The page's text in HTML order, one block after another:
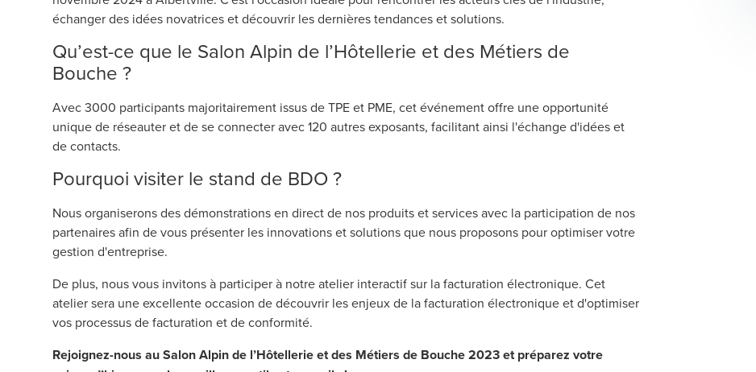
échanger des idées novatrices et découvrir les dernières tendances et solutions.
Qu’est-ce que le Salon Alpin de l’Hôtellerie et des Métiers de
Bouche ?
Avec 3000 participants majoritairement issus de TPE et PME, cet événement offre une opportunité
unique de réseauter et de se connecter avec 120 autres exposants, facilitant ainsi l'échange d'idées et
de contacts.
Pourquoi visiter le stand de BDO ?
Nous organiserons des démonstrations en direct de nos produits et services avec la participation de nos
partenaires afin de vous présenter les innovations et solutions que nous proposons pour optimiser votre
gestion d'entreprise.
De plus, nous vous invitons à participer à notre atelier interactif sur la facturation électronique. Cet
atelier sera une excellente occasion de découvrir les enjeux de la facturation électronique et d'optimiser
vos processus de facturation et de conformité.
Rejoignez-nous au Salon Alpin de l’Hôtellerie et des Métiers de Bouche 2023 et préparez votre